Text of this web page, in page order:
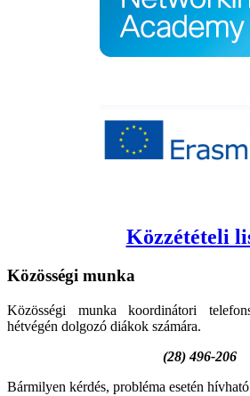
Közzétételi
Közösségi munka
Közösségi munka koordinátori
hétvégén dolgozó diákok számára.
(28) 496-206
Bármilyen kérdés, probléma esetén